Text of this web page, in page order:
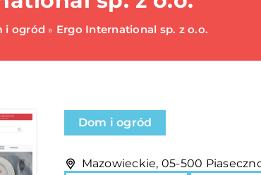
i ogród » Ergo International sp. z o.o.
Dom i ogród
Mazowieckie, 05-500